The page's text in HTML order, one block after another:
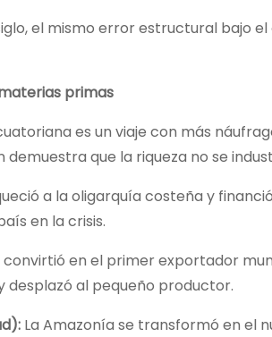
el mismo error estructural bajo
primas
es un viaje con más
que la riqueza no se
a la oligarquía costeña y
en la crisis.
convirtió en el primer exportador
desplazó al pequeño productor.
La Amazonía se transformó en el